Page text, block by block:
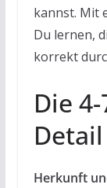
kannst. Mit
Du lernen,
korrekt
Die
Detail
Herkunft